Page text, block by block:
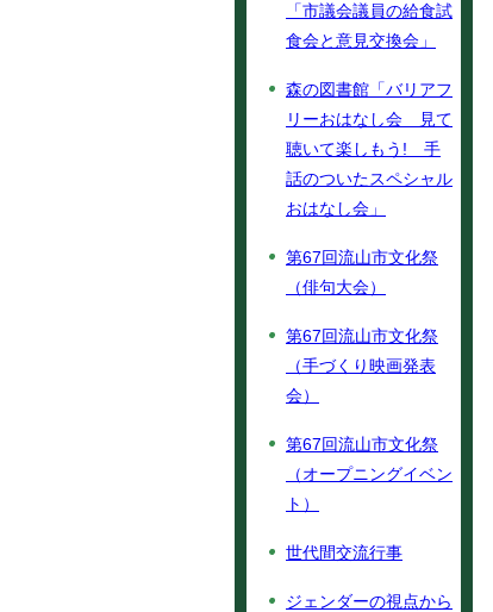
「市議会議員の給食試
食会と意見交換会」
森の図書館「バリアフ
リーおはなし会 見て
聴いて楽しもう! 手
話のついたスペシャル
おはなし会」
第67回流山市文化祭
（俳句大会）
第67回流山市文化祭
（手づくり映画発表
会）
第67回流山市文化祭
（オープニングイベン
ト）
世代間交流行事
ジェンダーの視点から